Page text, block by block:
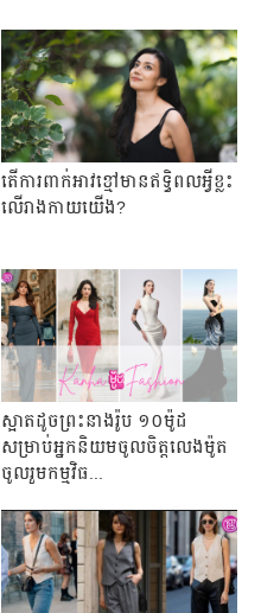
តើការពាក់អាវខ្មៅមានឥទ្ធិពលអ្វីខ្លះ
លើរាងកាយយើង?
ស្អាតដូចព្រះនាងរ៉ូប ១០ម៉ូដ
សម្រាប់អ្នកនិយមចូលចិត្តលេងម៉ូត
ចូលរួមកម្មវិធ...